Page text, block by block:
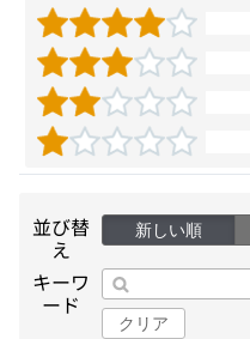
並び替
え
新しい順
キーワ
ード
クリア